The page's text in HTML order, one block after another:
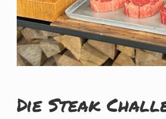
Die Steak